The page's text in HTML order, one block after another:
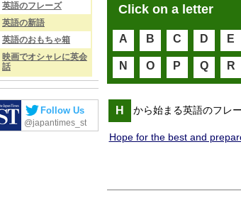
英語のフレーズ
英語の新語
英語のおもちゃ箱
映画でオシャレに英会
話
Follow Us
@japantimes_st
Click on a letter
A B C D E
N O P Q R
H から始まる英語のフレ
Hope for the best and